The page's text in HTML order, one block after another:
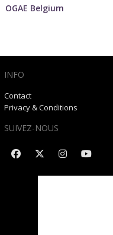
OGAE Belgium
INFO
Contact
Privacy & Conditions
SUIVEZ-NOUS